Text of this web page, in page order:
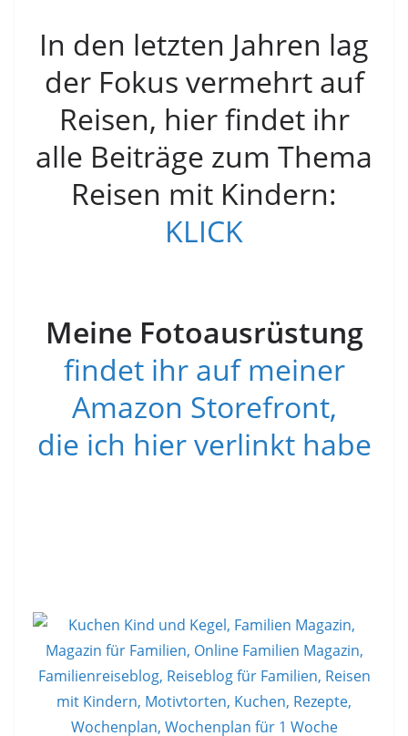
In den letzten Jahren lag
der Fokus vermehrt auf
Reisen, hier findet ihr
alle Beiträge zum Thema
Reisen mit Kindern:
KLICK
Meine Fotoausrüstung
findet ihr auf meiner
Amazon Storefront,
die ich hier verlinkt habe